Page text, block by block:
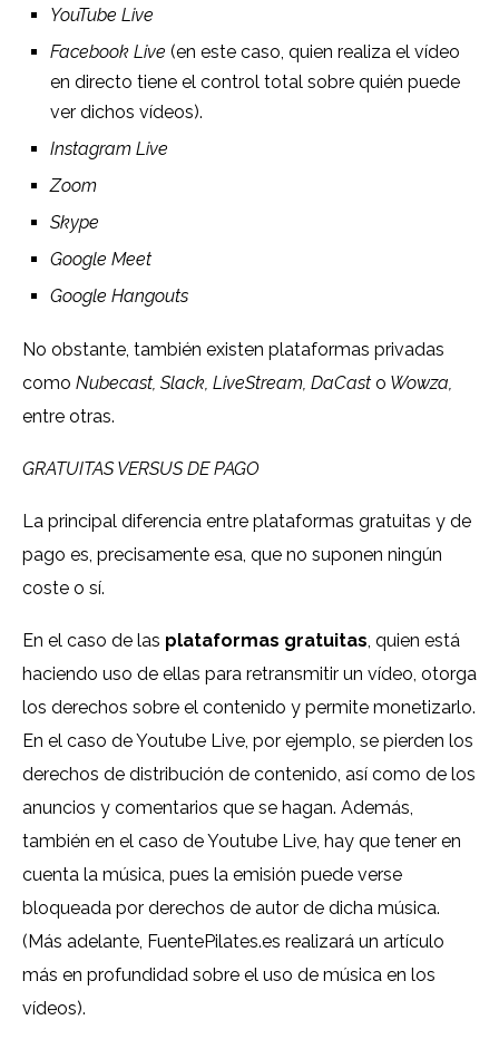
YouTube Live
Facebook Live (en este caso, quien realiza el vídeo
en directo tiene el control total sobre quién puede
ver dichos vídeos).
Instagram Live
Zoom
Skype
Google Meet
Google Hangouts
No obstante, también existen plataformas privadas
como Nubecast, Slack, LiveStream, DaCast o Wowza,
entre otras.
GRATUITAS VERSUS DE PAGO
La principal diferencia entre plataformas gratuitas y de
pago es, precisamente esa, que no suponen ningún
coste o sí.
En el caso de las plataformas gratuitas, quien está
haciendo uso de ellas para retransmitir un vídeo, otorga
los derechos sobre el contenido y permite monetizarlo.
En el caso de Youtube Live, por ejemplo, se pierden los
derechos de distribución de contenido, así como de los
anuncios y comentarios que se hagan. Además,
también en el caso de Youtube Live, hay que tener en
cuenta la música, pues la emisión puede verse
bloqueada por derechos de autor de dicha música.
(Más adelante, FuentePilates.es realizará un artículo
más en profundidad sobre el uso de música en los
vídeos).